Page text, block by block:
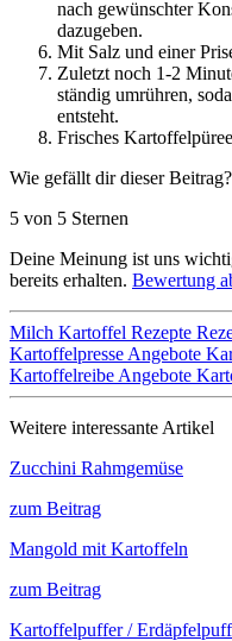
nach gewünschter
dazugeben.
Mit Salz und einer
Zuletzt noch 1-2
ständig umrühren,
entsteht.
Frisches
Wie gefällt dir dieser Beitrag?
5 von 5 Sternen
Deine Meinung ist uns
bereits erhalten. Bewertung
Milch Kartoffel Rezepte
Kartoffelpresse Angebote
Kartoffelreibe Angebote
Weitere interessante Artikel
Zucchini Rahmgemüse
zum Beitrag
Mangold mit Kartoffeln
zum Beitrag
Kartoffelpuffer /